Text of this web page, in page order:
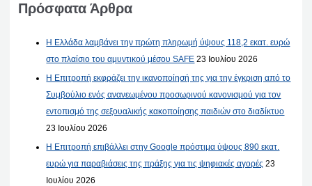
Πρόσφατα Άρθρα
Η Ελλάδα λαμβάνει την πρώτη πληρωμή ύψους 118,2 εκατ. ευρώ
στο πλαίσιο του αμυντικού μέσου SAFE 23 Ιουλίου 2026
Η Επιτροπή εκφράζει την ικανοποίησή της για την έγκριση από το
Συμβούλιο ενός ανανεωμένου προσωρινού κανονισμού για τον
εντοπισμό της σεξουαλικής κακοποίησης παιδιών στο διαδίκτυο
23 Ιουλίου 2026
Η Επιτροπή επιβάλλει στην Google πρόστιμα ύψους 890 εκατ.
ευρώ για παραβιάσεις της πράξης για τις ψηφιακές αγορές 23
Ιουλίου 2026